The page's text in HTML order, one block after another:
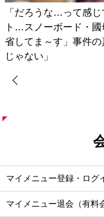
「だろうな…って感
ト…スノーボード・
省してま～す」事件
じゃない」
マイメニュー登録・ログ
マイメニュー退会（有料